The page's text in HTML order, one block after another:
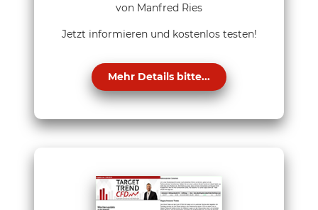
von Manfred Ries
Jetzt informieren und kostenlos testen!
Mehr Details bitte...